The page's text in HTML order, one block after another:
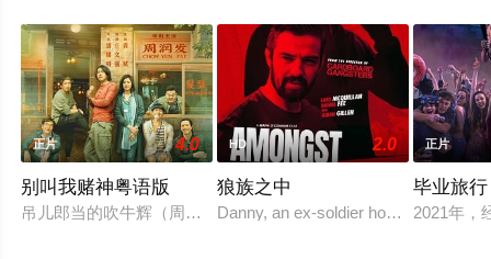
正片 4.0
别叫我赌神粤语版
吊儿郎当的吹牛辉（周润发 饰）答应暂时照顾昔日恋人李夕（
HD 2.0
狼族之中
Danny, an ex-soldier homeless in
正片
毕业旅
2021年，